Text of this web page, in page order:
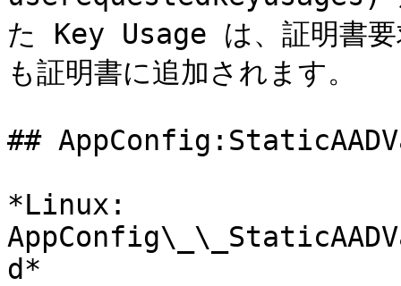
た Key Usage は、証明書
も証明書に追加されます。
##
*Linux:
d*